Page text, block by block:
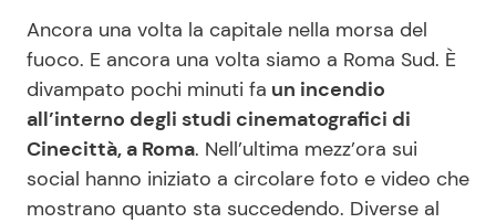
Moda e Style
Mondo Mamma
News benessere
Dolci
Le Ricette in TV
Primi Piatti
Ancora una volta la capitale nella morsa del
fuoco. E ancora una volta siamo a Roma Sud. È
divampato pochi minuti fa un incendio
all’interno degli studi cinematografici di
Cinecittà, a Roma. Nell’ultima mezz’ora sui
social hanno iniziato a circolare foto e video che
mostrano quanto sta succedendo. Diverse al